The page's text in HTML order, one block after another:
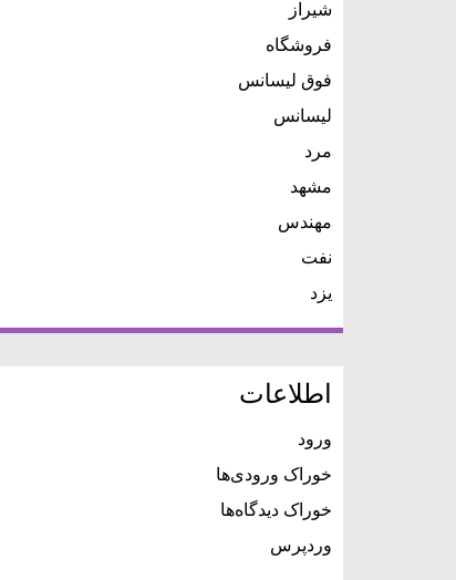
شیراز
فروشگاه
فوق لیسانس
لیسانس
مرد
مشهد
مهندس
نفت
یزد
اطلاعات
ورود
خوراک ورودی‌ها
خوراک دیدگاه‌ها
وردپرس